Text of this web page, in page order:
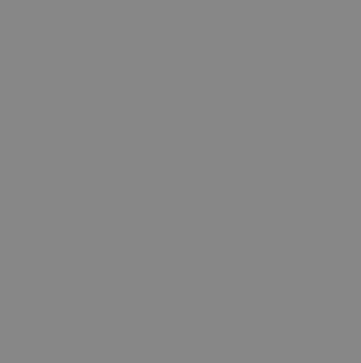
dall'operatore
dell'utente